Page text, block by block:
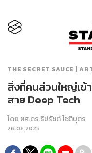
THE SECRET SAUCE |
สิ่งที่คนส่วนใหญ่เข้
สาย Deep Tech
โดย ผศ.ดร.ธิปรัชต์ โชติบุตร
26.08.2025